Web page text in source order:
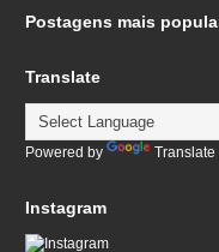
Postagens mais
Translate
Powered by Translate
Instagram